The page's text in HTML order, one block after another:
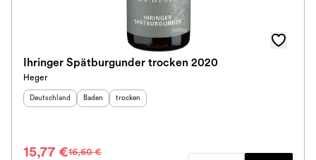
Ihringer Spätburgunder trocken 2020
Heger
Herkunftsland
Deutschland Herkunftsregion:
Baden Geschmack
trocken
15,77 €16,60 €